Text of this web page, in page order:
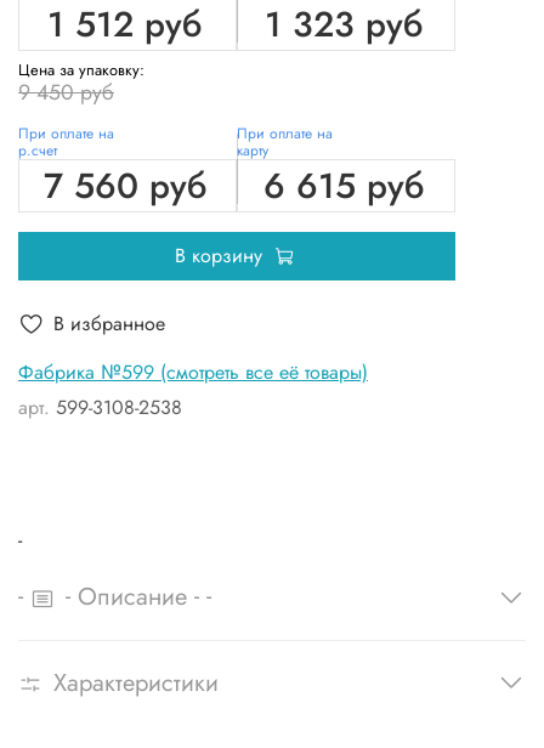
Фабрика №599 (смотреть все её товары)
арт. 599-3108-2538
1 512 руб 1 323 руб
Цена за упаковку:
9 450 руб
При оплате на
р.счет
7 560 руб
При оплате на
карту
6 615 руб
В корзину
В избранное
-
- - Описание - -
Характеристики